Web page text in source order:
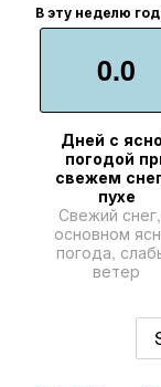
В эту неделю
0.0
Дней с
погодой
свежем
пухе
Свежий
основном
погода,
ветер